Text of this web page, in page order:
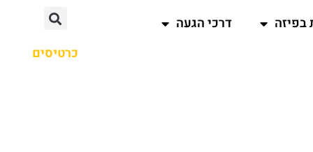
בפיזה
דרכי הגעה
כרטיסים